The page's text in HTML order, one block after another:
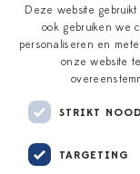
Verhaal
Onze
Deze website
ook gebruiken we
personaliseren en
onze website
STRIKT
TARGETING